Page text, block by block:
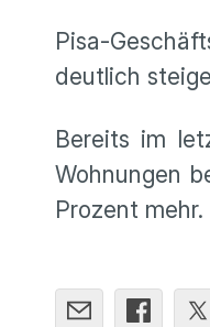
Pisa-
deutlich
Bereits im
Wohnungen
Prozent mehr.